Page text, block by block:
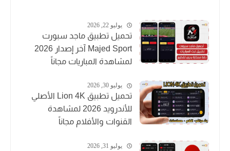
يوليو 22, 2026
تحميل تطبيق ماجد سبورت
Majed Sport آخر إصدار 2026
لمشاهدة المباريات مجاناً
يوليو 30, 2026
تحميل تطبيق Lion 4K الأصلي
للأندرويد 2026 لمشاهدة
القنوات والأفلام مجاناً
يوليو 31, 2026